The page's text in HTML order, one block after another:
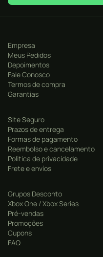
Empresa
Meus Pedidos
Depoimentos
Fale Conosco
Termos de compra
Garantias
Site Seguro
Prazos de entrega
Formas de pagamento
Reembolso e cancelamento
Politica de privacidade
Frete e envíos
Grupos Desconto
Xbox One / Xbox Series
Pré-vendas
Promoções
Cupons
FAQ